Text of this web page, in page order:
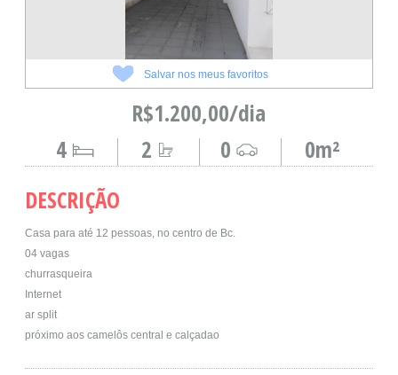
Salvar nos meus favoritos
R$1.200,00/dia
0m²
0
2
4
DESCRIÇÃO
Casa para até 12 pessoas, no centro de Bc.
04 vagas
churrasqueira
Internet
ar split
próximo aos camelôs central e calçadao